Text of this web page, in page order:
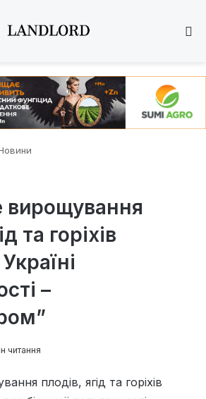
вирощування
та горіхів
–
читання
плодів, ягід та горіхів